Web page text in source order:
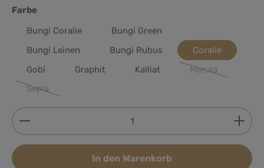
Farbe
Bungi Coralie
Bungi Green
Bungi Leinen
Bungi Rubus
Coralie
Gobi
Graphit Kalliat Merula
(Diese Option
Sepia
(Diese Option ist zurzeit nicht verfügbar.)
Produkt Anzahl: Gib den gewünschten Wert ein
In den Warenkorb